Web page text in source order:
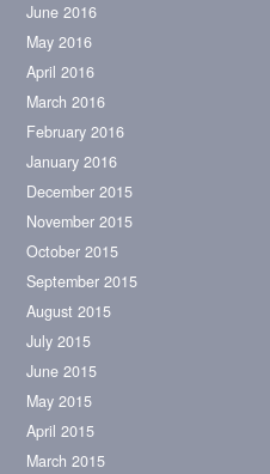
June 2016
May 2016
April 2016
March 2016
February 2016
January 2016
December 2015
November 2015
October 2015
September 2015
August 2015
July 2015
June 2015
May 2015
April 2015
March 2015